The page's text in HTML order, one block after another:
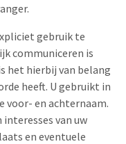
gebruik te
communiceren is
het hierbij van belang
heeft. U gebruikt in
voor- en achternaam.
van uw
en eventuele